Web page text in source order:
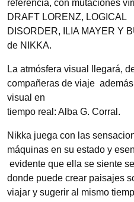
referencia, con mutaciones
DRAFT LORENZ, LOGICAL
DISORDER, ILIA MAYER Y
de NIKKA.
La atmósfera visual llegará,
compañeras de viaje
visual en
tiempo real: Alba G. Corral.
Nikka juega con las
máquinas en su estado y
evidente que ella se siente
donde puede crear paisajes
viajar y sugerir al mismo